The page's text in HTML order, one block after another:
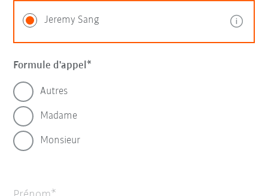
Jeremy Sang
Formule d'appel
Autres
Madame
Monsieur